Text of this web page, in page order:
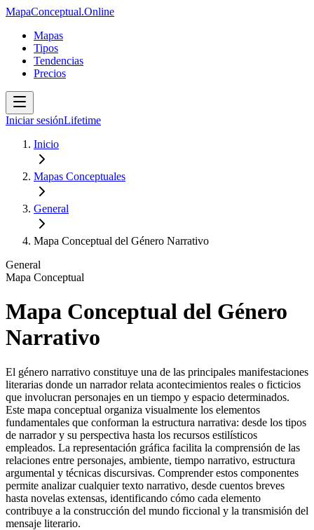
MapaConceptual.Online
Mapas
Tipos
Tendencias
Precios
Iniciar sesiónLifetime
Inicio
Mapas Conceptuales
General
Mapa Conceptual del Género Narrativo
General
Mapa Conceptual
Mapa Conceptual del Género
Narrativo
El género narrativo constituye una de las principales manifestaciones
literarias donde un narrador relata acontecimientos reales o ficticios
que involucran personajes en un tiempo y espacio determinados.
Este mapa conceptual organiza visualmente los elementos
fundamentales que conforman la estructura narrativa: desde los tipos
de narrador y su perspectiva hasta los recursos estilísticos
empleados. La representación gráfica facilita la comprensión de las
relaciones entre personajes, ambiente, tiempo narrativo, estructura
argumental y técnicas discursivas. Comprender estos componentes
permite analizar cualquier texto narrativo, desde cuentos breves
hasta novelas extensas, identificando cómo cada elemento
contribuye a la construcción del mundo ficcional y la transmisión del
mensaje literario.